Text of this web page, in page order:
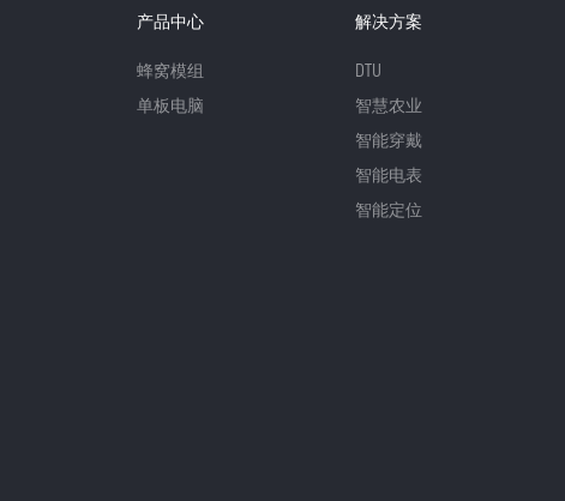
产品中心
蜂窝模组
单板电脑
解决方案
DTU
智慧农业
智能穿戴
智能电表
智能定位